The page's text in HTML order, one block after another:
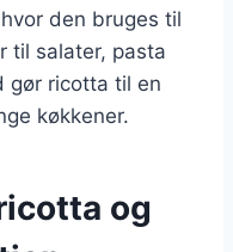
den bruges til
til salater, pasta
gør ricotta til en
køkkener.
og